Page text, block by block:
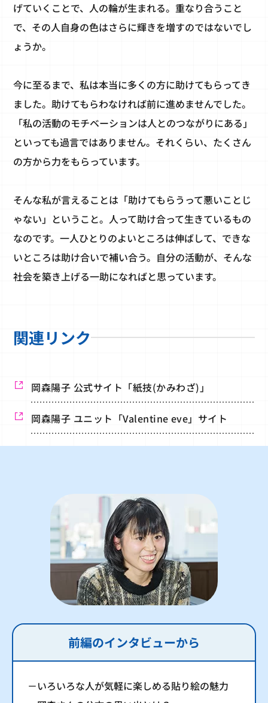
げていくことで、人の輪が生まれる。重なり合うこと
で、その人自身の色はさらに輝きを増すのではないでし
ょうか。
今に至るまで、私は本当に多くの方に助けてもらってき
ました。助けてもらわなければ前に進めませんでした。
「私の活動のモチベーションは人とのつながりにある」
といっても過言ではありません。それくらい、たくさん
の方から力をもらっています。
そんな私が言えることは「助けてもらうって悪いことじ
ゃない」ということ。人って助け合って生きているもの
なのです。一人ひとりのよいところは伸ばして、できな
いところは助け合いで補い合う。自分の活動が、そんな
社会を築き上げる一助になればと思っています。
関連リンク
岡森陽子 公式サイト「紙技(かみわざ)」
岡森陽子 ユニット「Valentine eve」サイト
前編のインタビューから
－いろいろな人が気軽に楽しめる貼り絵の魅力